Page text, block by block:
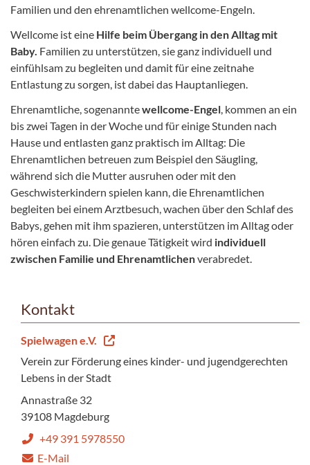
Familien und den ehrenamtlichen wellcome-Engeln.
Wellcome ist eine Hilfe beim Übergang in den Alltag mit
Baby. Familien zu unterstützen, sie ganz individuell und
einfühlsam zu begleiten und damit für eine zeitnahe
Entlastung zu sorgen, ist dabei das Hauptanliegen.
Ehrenamtliche, sogenanntewellcome-Engel , kommen an ein
bis zwei Tagen in der Woche und für einige Stunden nach
Hause und entlasten ganz praktisch im Alltag: Die
Ehrenamtlichen betreuen zum Beispiel den Säugling,
während sich die Mutter ausruhen oder mit den
Geschwisterkindern spielen kann, die Ehrenamtlichen
begleiten bei einem Arztbesuch, wachen über den Schlaf des
Babys, gehen mit ihm spazieren, unterstützen im Alltag oder
hören einfach zu. Die genaue Tätigkeit wird individuell
zwischen Familie und Ehrenamtlichenverabredet.
Kontakt
Spielwagen e.V.
Verein zur Förderung eines kinder- und jugendgerechten
Lebens in der Stadt
Annastraße 32
39108 Magdeburg
+49 391 5978550
E-Mail